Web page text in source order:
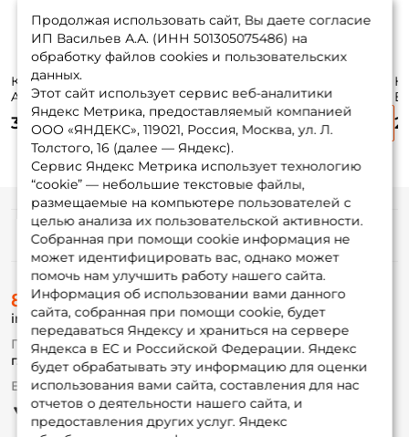
Катушка Okuma
Azaki 30 / вес:
216гр. / 5 /
подшипники: 2шт.
3 150 ₽
Aria 3000A / вес:
220гр. / 5 /
подшипники: 1шт.
2 820 ₽
Crony 3000 / вес:
285гр. / 5,1 /
подшипники: 6шт.
2 820 ₽ 2
Продолжая использовать сайт, Вы даете согласие
ИП Васильев А.А. (ИНН 501305075486) на
обработку файлов cookies и пользовательских
данных.
Этот сайт использует сервис веб-аналитики
Яндекс Метрика, предоставляемый компанией
ООО «ЯНДЕКС», 119021, Россия, Москва, ул. Л.
Толстого, 16 (далее — Яндекс).
Сервис Яндекс Метрика использует технологию
“cookie” — небольшие текстовые файлы,
размещаемые на компьютере пользователей с
целью анализа их пользовательской активности.
Собранная при помощи cookie информация не
может идентифицировать вас, однако может
помочь нам улучшить работу нашего сайта.
Информация об использовании вами данного
сайта, собранная при помощи cookie, будет
передаваться Яндексу и храниться на сервере
Яндекса в ЕС и Российской Федерации. Яндекс
будет обрабатывать эту информацию для оценки
использования вами сайта, составления для нас
отчетов о деятельности нашего сайта, и
предоставления других услуг. Яндекс
Информация
О магазине
Доставка
Оплата
Fox-bonus
Гуру
Партнерская программа
8 (495) 532-77-88
info@foxfishing.ru
По вопросам с заказом
г. Москва, ул. Плеханова д.7
Ежедневно 10:00 до 20:00